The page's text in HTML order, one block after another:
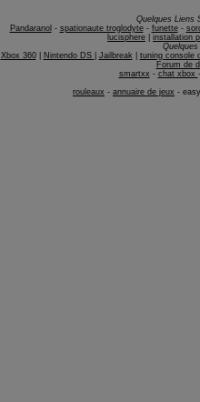
Quelques Liens
Pandaranol - spationaute troglodyte- funette-
lucisphere
installation
Xbox 360| Nintendo DS Jailbreak| tuning console
Forum de
smartxx - chat xbox
rouleaux - annuaire de jeux -